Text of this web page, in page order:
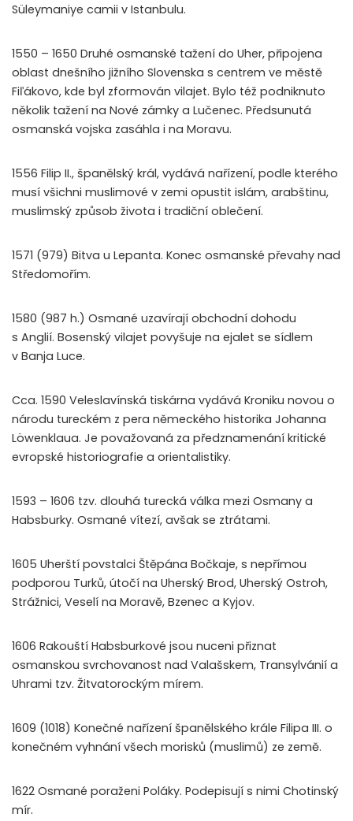
Süleymaniye camii v Istanbulu.
1550 – 1650 Druhé osmanské tažení do Uher, připojena
oblast dnešního jižního Slovenska s centrem ve městě
Fiľákovo, kde byl zformován vilajet. Bylo též podniknuto
několik tažení na Nové zámky a Lučenec. Předsunutá
osmanská vojska zasáhla i na Moravu.
1556 Filip II., španělský král, vydává nařízení, podle kterého
musí všichni muslimové v zemi opustit islám, arabštinu,
muslimský způsob života i tradiční oblečení.
1571 (979) Bitva u Lepanta. Konec osmanské převahy nad
Středomořím.
1580 (987 h.) Osmané uzavírají obchodní dohodu
s Anglií. Bosenský vilajet povyšuje na ejalet se sídlem
v Banja Luce.
Cca. 1590 Veleslavínská tiskárna vydává Kroniku novou o
národu tureckém z pera německého historika Johanna
Löwenklaua. Je považovaná za předznamenání kritické
evropské historiografie a orientalistiky.
1593 – 1606 tzv. dlouhá turecká válka mezi Osmany a
Habsburky. Osmané vítezí, avšak se ztrátami.
1605 Uherští povstalci Štěpána Bočkaje, s nepřímou
podporou Turků, útočí na Uherský Brod, Uherský Ostroh,
Strážnici, Veselí na Moravě, Bzenec a Kyjov.
1606 Rakouští Habsburkové jsou nuceni přiznat
osmanskou svrchovanost nad Valašskem, Transylvánií a
Uhrami tzv. Žitvatorockým mírem.
1609 (1018) Konečné nařízení španělského krále Filipa III. o
konečném vyhnání všech morisků (muslimů) ze země.
1622 Osmané poraženi Poláky. Podepisují s nimi Chotinský
mír.